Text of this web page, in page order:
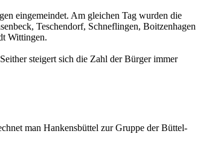
eingemeindet. Am gleichen Tag wurden die
Teschendorf, Schneflingen, Boitzenhagen
Wittingen.
steigert sich die Zahl der Bürger immer
man Hankensbüttel zur Gruppe der Büttel-